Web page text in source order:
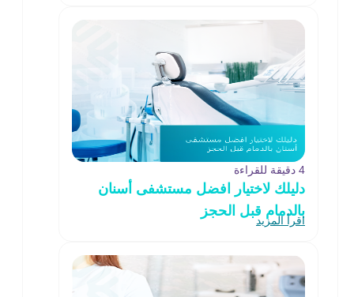
4 دقيقة للقراءة
دليلك لاختيار افضل مستشفى أسنان
بالدمام قبل الحجز
اقرأ المزيد